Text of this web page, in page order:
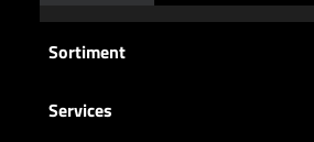
Sortiment
Services